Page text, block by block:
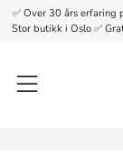
✅ Over 30 års erfaring
Stor butikk i Oslo ✅
Meny